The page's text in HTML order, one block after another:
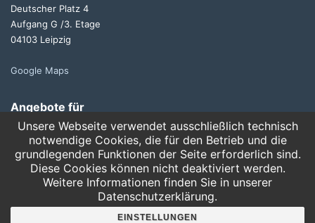
Deutscher Platz 4
Aufgang G /3. Etage
04103 Leipzig
Google Maps
Angebote für
Kindergärten
Grundschulen
Oberschule und Gymnasium
Sonderpädagogik
Telefon:
Unsere Webseite verwendet ausschließlich technisch
notwendige Cookies, die für den Betrieb und die
grundlegenden Funktionen der Seite erforderlich sind.
Diese Cookies können nicht deaktiviert werden.
Weitere Informationen finden Sie in unserer
Datenschutzerklärung.
EINSTELLUNGEN